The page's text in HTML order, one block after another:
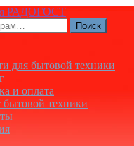
Поиск
для бытовой техники
и оплата
бытовой техники